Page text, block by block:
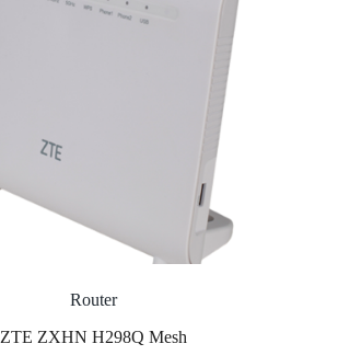
Router
ZTE ZXHN H298Q Mesh